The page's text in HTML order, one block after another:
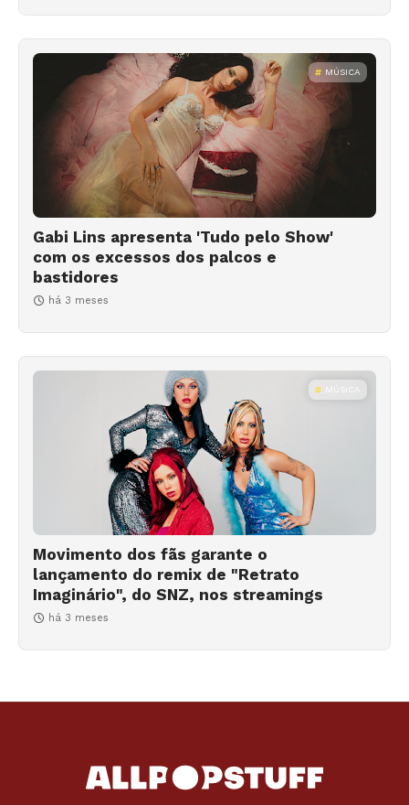
MÚSICA
Gabi Lins apresenta 'Tudo pelo Show'
com os excessos dos palcos e
bastidores
há 3 meses
MÚSICA
Movimento dos fãs garante o
lançamento do remix de "Retrato
Imaginário", do SNZ, nos streamings
há 3 meses